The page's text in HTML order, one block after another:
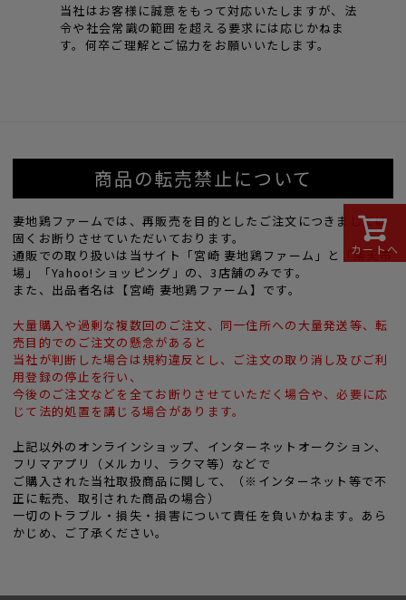
カートへ
当社はお客様に誠意をもって対応いたしますが、法
令や社会常識の範囲を超える要求には応じかねま
す。何卒ご理解とご協力をお願いいたします。
商品の転売禁止について
妻地鶏ファームでは、再販売を目的としたご注文につきましては
固くお断りさせていただいております。
通販での取り扱いは当サイト「宮崎 妻地鶏ファーム」と「楽天市
場」「Yahoo!ショッピング」の、3店舗のみです。
また、出品者名は【宮崎 妻地鶏ファーム】です。
大量購入や過剰な複数回のご注文、同一住所への大量発送等、転
売目的でのご注文の懸念があると
当社が判断した場合は規約違反とし、ご注文の取り消し及びご利
用登録の停止を行い、
今後のご注文などを全てお断りさせていただく場合や、必要に応
じて法的処置を講じる場合があります。
上記以外のオンラインショップ、インターネットオークション、
フリマアプリ（メルカリ、ラクマ等）などで
ご購入された当社取扱商品に関して、（※インターネット等で不
正に転売、取引された商品の場合）
一切のトラブル・損失・損害について責任を負いかねます。あら
かじめ、ご了承ください。